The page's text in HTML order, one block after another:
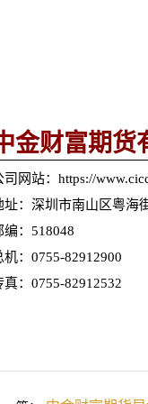
金财富期货
司网站：https://
址：深圳市南山区粤海
编：518048
机：0755-82912900
真：0755-82912532